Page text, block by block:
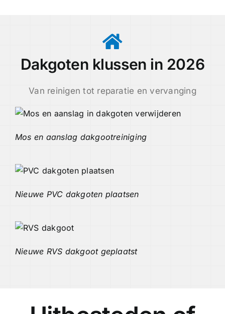
Dakgoten klussen in 2026
Van reinigen tot reparatie en vervanging
Mos en aanslag dakgootreiniging
Nieuwe PVC dakgoten plaatsen
Nieuwe RVS dakgoot geplaatst